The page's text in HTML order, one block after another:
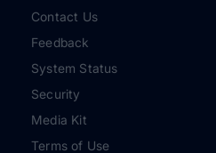
Contact Us
Feedback
System Status
Security
Media Kit
Terms of Use